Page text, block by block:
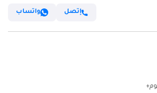
إتصل واتساب